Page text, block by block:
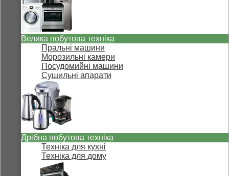
Велика побутова техніка
Пральні машини
Морозильні камери
Посудомийні машини
Сушильні апарати
Дрібна побутова техніка
Техніка для кухні
Техніка для дому